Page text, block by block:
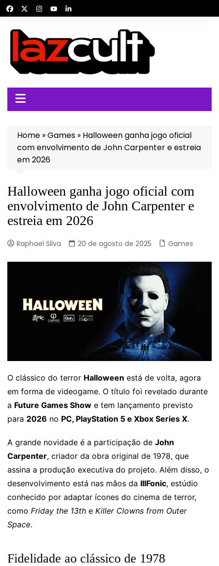
para
conteúdo
Home »Games » Halloween ganha jogo oficial
com envolvimento de John Carpenter e estreia
em 2026
Halloween ganha jogo oficial com
envolvimento de John Carpenter e
estreia em 2026
Raphael Silva 20 de agosto de 2025 Games
O clássico do terror Halloween está de volta, agora
em forma de videogame. O título foi revelado durante
a Future Games Show e tem lançamento previsto
para 2026 no PC, PlayStation 5 e Xbox Series X.
A grande novidade é a participação de John
Carpenter, criador da obra original de 1978, que
assina a produção executiva do projeto. Além disso, o
desenvolvimento está nas mãos da IllFonic, estúdio
conhecido por adaptar ícones do cinema de terror,
como Friday the 13th e Killer Clowns from Outer
Space.
Fidelidade ao clássico de 1978